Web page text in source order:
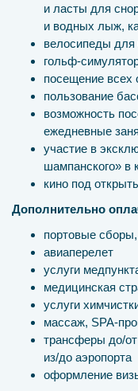
и ласты для
и водных лыж,
велосипеды для
гольф-
посещение всех
пользование
возможность
ежедневные
участие в
шампанского» в
кино под
Дополнительно
портовые сборы,
авиаперелет
услуги
медицинская
услуги
массаж, SPA-
трансферы до/от
из/до аэропорта
оформление